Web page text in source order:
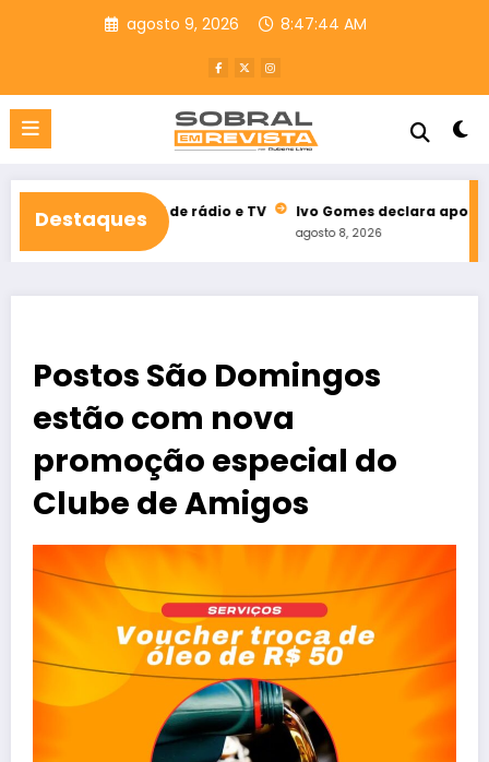
agosto 9, 2026 8:47:45 AM
Destaques
eleitoral de rádio e TV Ivo Gomes declara apoio à reeleição
Postos São Domingos
estão com nova
promoção especial do
Clube de Amigos